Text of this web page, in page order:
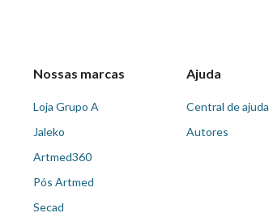
Nossas marcas
Loja Grupo A
Jaleko
Artmed360
Pós Artmed
Secad
Ajuda
Central de ajuda
Autores